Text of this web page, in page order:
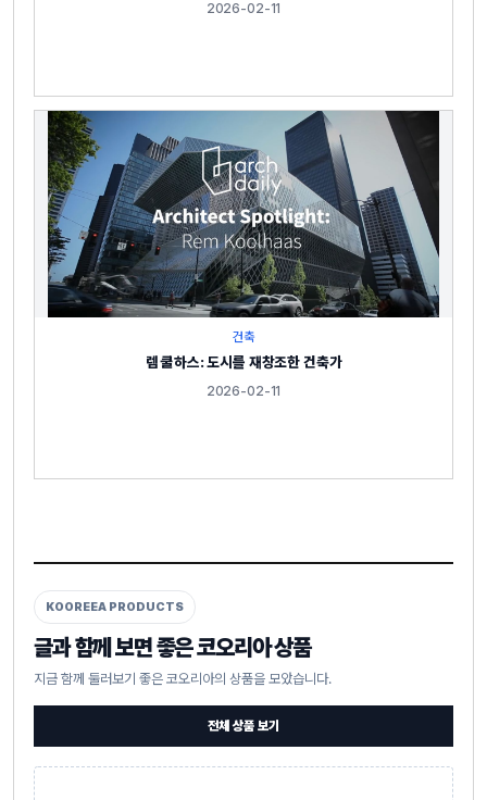
2026-02-11
건축
렘 쿨하스: 도시를 재창조한 건축가
2026-02-11
KOOREEA PRODUCTS
글과 함께 보면 좋은 코오리아 상품
지금 함께 둘러보기 좋은 코오리아의 상품을 모았습니다.
전체 상품 보기